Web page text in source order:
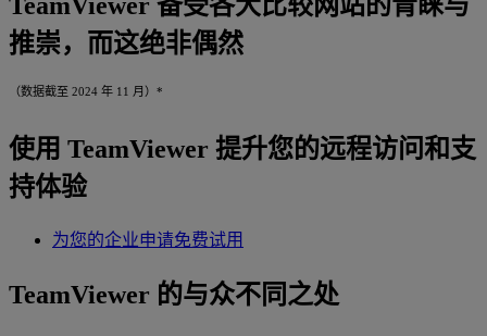
推崇，而这绝非偶然
（数据截至 2024 年 11 月）*
使用 TeamViewer 提升您的远程访问和支
持体验
为您的企业申请免费试用
TeamViewer 的与众不同之处